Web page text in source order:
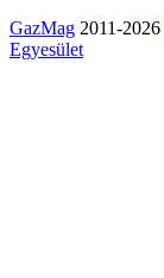
GazMag 2011-2026
Egyesület